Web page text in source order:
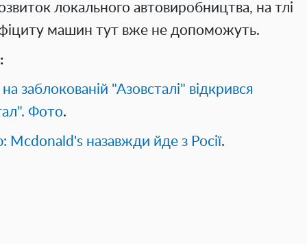
локального автовиробництва, на тлі
машин тут вже не допоможуть.
заблокованій "Азовсталі" відкрився
Фото.
Mcdonald's назавжди йде з Росії.